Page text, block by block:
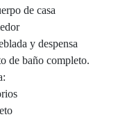
de casa
y despensa
de baño completo.